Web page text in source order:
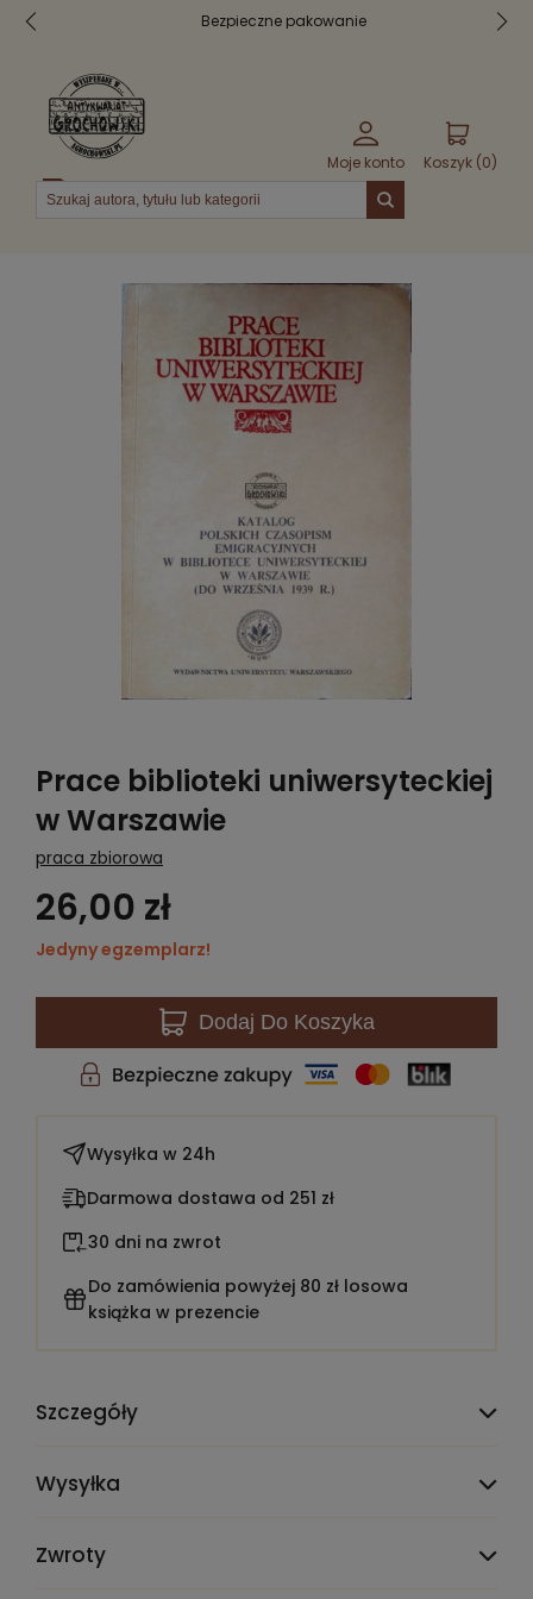
Bezpieczne pakowanie
Moje konto Koszyk (0)
Menu
Prace biblioteki uniwersyteckiej
w Warszawie
praca zbiorowa
26,00 zł
Jedyny egzemplarz!
Dodaj Do Koszyka
Wysyłka w 24h
Darmowa dostawa od 251 zł
30 dni na zwrot
Do zamówienia powyżej 80 zł losowa
książka w prezencie
Szczegóły
Rok wydania:
Wysyłka
Zwroty